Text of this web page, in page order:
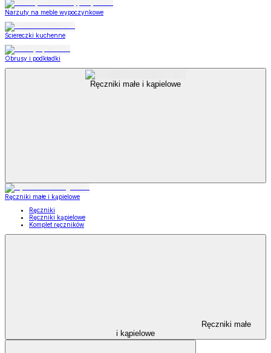
Narzuty na meble wypoczynkowe
Ściereczki kuchenne
Obrusy i podkładki
Ręczniki małe i kąpielowe
Ręczniki małe i kąpielowe
Ręczniki
Ręczniki kąpielowe
Komplet ręczników
Ręczniki małe
i kąpielowe